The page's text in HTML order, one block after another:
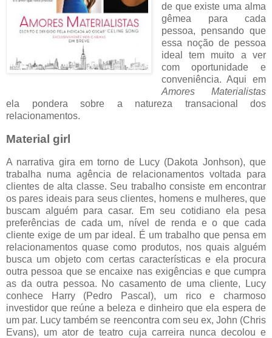
de que existe uma alma
gêmea para cada
pessoa, pensando que
essa noção de pessoa
ideal tem muito a ver
com oportunidade e
conveniência. Aqui em
Amores Materialistas
ela pondera sobre a natureza transacional dos
relacionamentos.
Material girl
A narrativa gira em torno de Lucy (Dakota Jonhson), que
trabalha numa agência de relacionamentos voltada para
clientes de alta classe. Seu trabalho consiste em encontrar
os pares ideais para seus clientes, homens e mulheres, que
buscam alguém para casar. Em seu cotidiano ela pesa
preferências de cada um, nível de renda e o que cada
cliente exige de um par ideal. É um trabalho que pensa em
relacionamentos quase como produtos, nos quais alguém
busca um objeto com certas características e ela procura
outra pessoa que se encaixe nas exigências e que cumpra
as da outra pessoa. No casamento de uma cliente, Lucy
conhece Harry (Pedro Pascal), um rico e charmoso
investidor que reúne a beleza e dinheiro que ela espera de
um par. Lucy também se reencontra com seu ex, John (Chris
Evans), um ator de teatro cuja carreira nunca decolou e